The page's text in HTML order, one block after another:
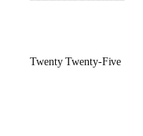
Twenty Twenty-Five